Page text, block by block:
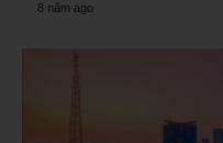
8 năm ago